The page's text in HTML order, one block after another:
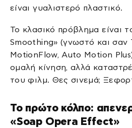
είναι γυαλιστερό πλαστικό.
Το κλασικό πρόβλημα είναι
Smoothing» (γνωστό και σαν
MotionFlow, Auto Motion
ομαλή κίνηση, αλλά
του φιλμ. Θες σινεμά;
Το πρώτο κόλπο:
«Soap Opera Effect»